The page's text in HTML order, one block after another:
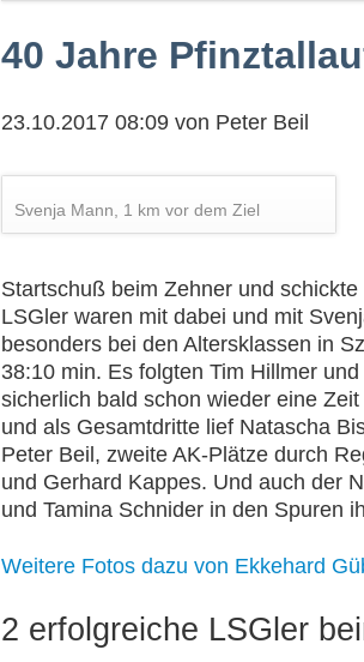
überspringen
40 Jahre
23.10.2017 08:09 von Peter Beil
Svenja Mann, 1 km vor dem Ziel
Startschuß beim Zehner und
LSGler waren mit dabei und mit
besonders bei den Altersklassen in
38:10 min. Es folgten Tim Hillmer
sicherlich bald schon wieder eine
und als Gesamtdritte lief Natascha
Peter Beil, zweite AK-Plätze durch
und Gerhard Kappes. Und auch der
und Tamina Schnider in den Spuren
Weitere Fotos dazu von Ekkehard
2 erfolgreiche LSGler